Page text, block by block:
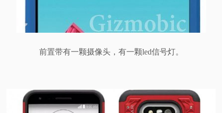
前置带有一颗摄像头，有一颗led信号灯。